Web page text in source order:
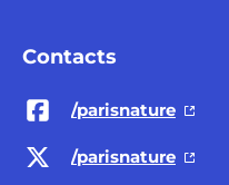
Contacts
/parisnature
/parisnature